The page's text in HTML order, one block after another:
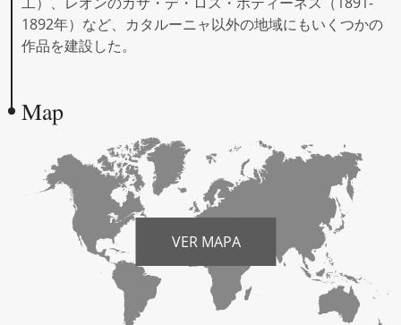
1892年）など、カタルーニャ以外の地域にもいくつかの
作品を建設した。
Map
VER MAPA